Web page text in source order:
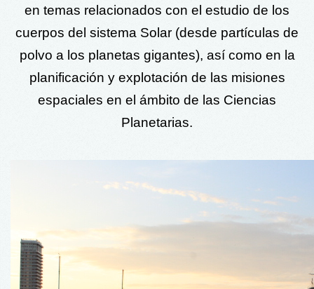
en temas relacionados con el estudio de los
cuerpos del sistema Solar (desde partículas de
polvo a los planetas gigantes), así como en la
planificación y explotación de las misiones
espaciales en el ámbito de las Ciencias
Planetarias.